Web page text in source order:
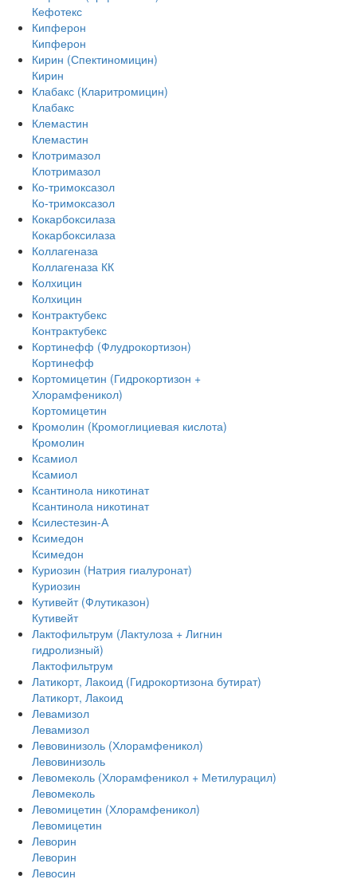
Кефотекс
Кипферон
Кипферон
Кирин (Спектиномицин)
Кирин
Клабакс (Кларитромицин)
Клабакс
Клемастин
Клемастин
Клотримазол
Клотримазол
Ко-тримоксазол
Ко-тримоксазол
Кокарбоксилаза
Кокарбоксилаза
Коллагеназа
Коллагеназа КК
Колхицин
Колхицин
Контрактубекс
Контрактубекс
Кортинефф (Флудрокортизон)
Кортинефф
Кортомицетин (Гидрокортизон +
Хлорамфеникол)
Кортомицетин
Кромолин (Кромоглициевая кислота)
Кромолин
Ксамиол
Ксамиол
Ксантинола никотинат
Ксантинола никотинат
Ксилестезин-А
Ксимедон
Ксимедон
Куриозин (Натрия гиалуронат)
Куриозин
Кутивейт (Флутиказон)
Кутивейт
Лактофильтрум (Лактулоза + Лигнин
гидролизный)
Лактофильтрум
Латикорт, Лакоид (Гидрокортизона бутират)
Латикорт, Лакоид
Левамизол
Левамизол
Левовинизоль (Хлорамфеникол)
Левовинизоль
Левомеколь (Хлорамфеникол + Метилурацил)
Левомеколь
Левомицетин (Хлорамфеникол)
Левомицетин
Леворин
Леворин
Левосин